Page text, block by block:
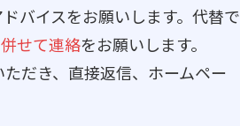
ドバイスをお願いします。代替で
せて連絡をお願いします。
だき、直接返信、ホームペー